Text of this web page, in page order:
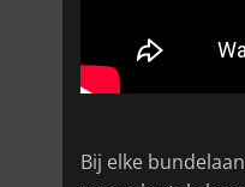
Bij elke